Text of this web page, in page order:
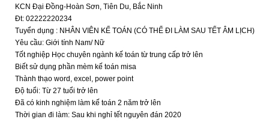
KCN Đại Đồng-Hoàn Sơn, Tiên Du, Bắc Ninh
Đt: 02222220234
Tuyển dụng : NHÂN VIÊN KẾ TOÁN (CÓ THỂ ĐI LÀM SAU TẾT ÂM LỊCH)
Yêu cầu: Giới tính Nam/ Nữ
Tốt nghiệp Học chuyên ngành kế toán từ trung cấp trở lên
Biết sử dụng phần mèm kế toán misa
Thành thạo word, excel, power point
Độ tuổi: Từ 27 tuổi trở lên
Đã có kinh nghiệm làm kế toán 2 năm trở lên
Thời gian đi làm: Sau khi nghỉ tết nguyên đán 2020